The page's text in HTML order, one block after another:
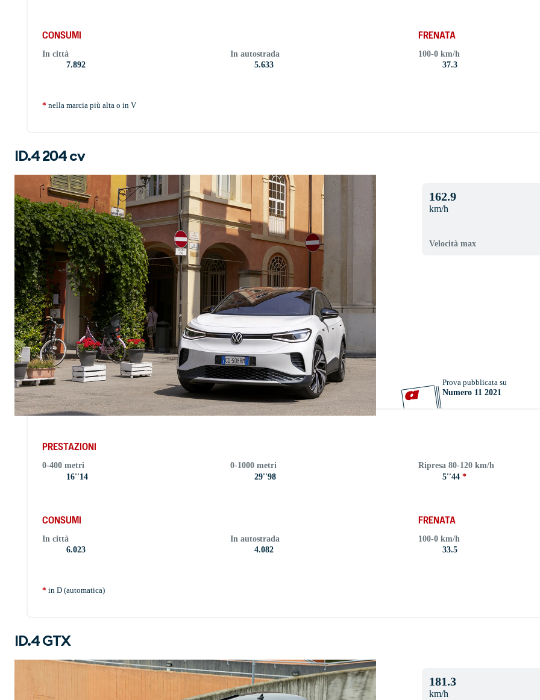
CONSUMI
In città
7.892
In autostrada
5.633
FRENATA
100-0 km/h
37.3
* nella marcia più alta o in V
ID.4 204 cv
Velocità max
162.9
km/h
Prova pubblicata su
Numero 11 2021
PRESTAZIONI
0-400 metri
16''14
0-1000 metri
29''98
Ripresa 80-120 km/h
5''44 *
CONSUMI
In città
6.023
In autostrada
4.082
FRENATA
100-0 km/h
33.5
* in D (automatica)
ID.4 GTX
181.3
km/h